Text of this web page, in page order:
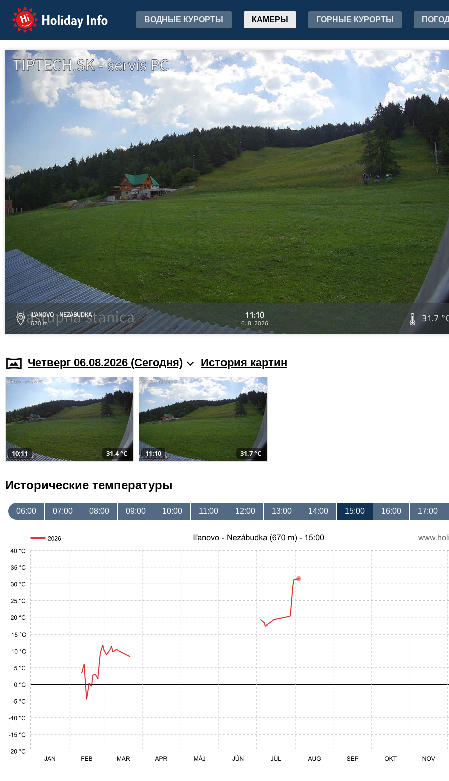
Holiday Info ВОДНЫЕ КУРОРТЫ КАМЕРЫ ГОРНЫЕ КУРОРТЫ
IĽANOVO - NEZÁBUDKA
670 m
11:10
6. 8. 2026 31.7
Четверг 06.08.2026 (Cегодня) История картин
10:11 31,4 °C 11:10 31,7 °C
Исторические температуры
06:00 07:00 08:00 09:00 10:00 11:00 12:00 13:00 14:00 15:00 16:00 17:00